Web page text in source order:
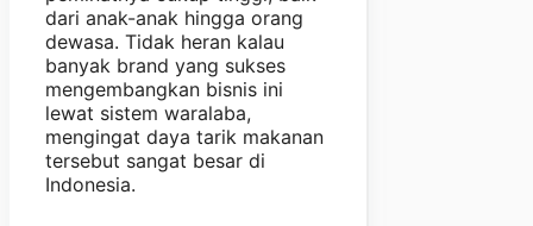
dari anak-anak hingga orang
dewasa. Tidak heran kalau
banyak brand yang sukses
mengembangkan bisnis ini
lewat sistem waralaba,
mengingat daya tarik makanan
tersebut sangat besar di
Indonesia.